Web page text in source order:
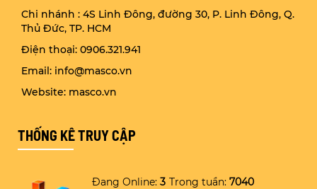
Chi nhánh : 4S Linh Đông, đường 30, P. Linh Đông, Q.
Thủ Đức, TP. HCM
Điện thoại: 0906.321.941
Email: info@masco.vn
Website: masco.vn
THỐNG KÊ TRUY CẬP
Đang Online: 3 Trong tuần: 7040